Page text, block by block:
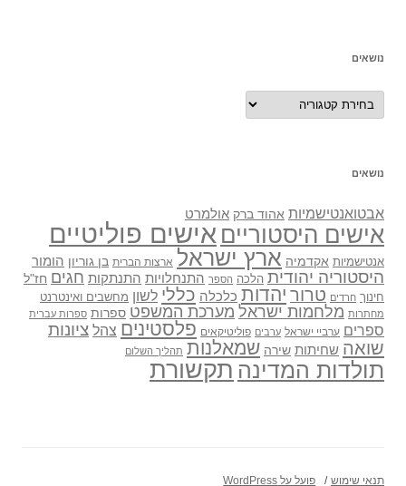
נושאים
נושאים
נושאים
אבטואנטישמיות אהוד ברק אולמרט
אישים היסטוריים אישים פוליטיים
אנטישמיות אקדמיה ארץ ישראל ארצות הברית בן גוריון הומור
היסטוריה יהודית הלכה הספר התנחלויות התנתקות חגים חז"ל
חינוך חרדים טרור יהדות כלכלה כללי לשון מחשבים ואינטרנט
מחתרות מלחמות ישראל מערכת המשפט ספרות ספרות עברית
ספרים ערביי ישראל ערבים פוליטיקאים פלסטינים צהל ציונות
שואה שחיתות שירה שמאלנות תהליך השלום
תולדות המדינה תקשורת
תנאי שימוש פועל על WordPress